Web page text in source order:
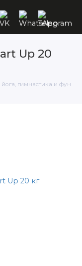
Up 20
йога, гимнастика и